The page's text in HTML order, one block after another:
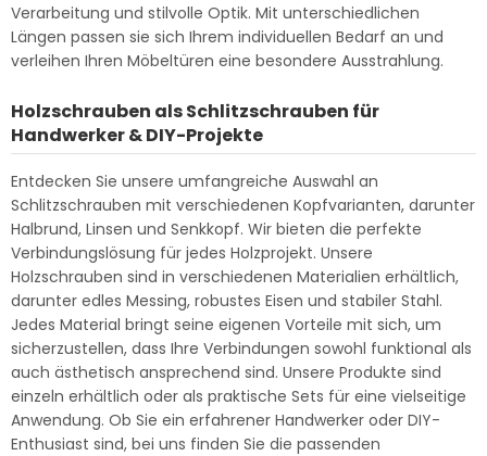
Verarbeitung und stilvolle Optik. Mit unterschiedlichen
Längen passen sie sich Ihrem individuellen Bedarf an und
verleihen Ihren Möbeltüren eine besondere Ausstrahlung.
Holzschrauben als Schlitzschrauben für
Handwerker & DIY-Projekte
Entdecken Sie unsere umfangreiche Auswahl an
Schlitzschrauben mit verschiedenen Kopfvarianten, darunter
Halbrund, Linsen und Senkkopf. Wir bieten die perfekte
Verbindungslösung für jedes Holzprojekt. Unsere
Holzschrauben sind in verschiedenen Materialien erhältlich,
darunter edles Messing, robustes Eisen und stabiler Stahl.
Jedes Material bringt seine eigenen Vorteile mit sich, um
sicherzustellen, dass Ihre Verbindungen sowohl funktional als
auch ästhetisch ansprechend sind. Unsere Produkte sind
einzeln erhältlich oder als praktische Sets für eine vielseitige
Anwendung. Ob Sie ein erfahrener Handwerker oder DIY-
Enthusiast sind, bei uns finden Sie die passenden